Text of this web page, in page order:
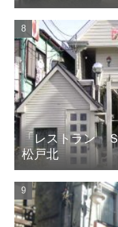
「レストラン
松戸北